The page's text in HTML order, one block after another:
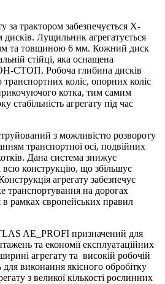
за трактором забезпечується X-
Лущильник агрегатується
та товщиною 6 мм. Кожний диск
стійці, яка оснащена
СТОП. Робоча глибина дисків
коліс, опорних коліс
котка, тим самим
стабільність агрегату під час
з можливістю розвороту
транспортної осі, подвійних
Дана система знижує
конструкцію, що збільшує
агрегату забезпечує
транспортування на дорогах
в рамках європейських правил
AE_PROFI призначений для
та економії експлуатаційних
агрегату та високій робочій
виконання якісного обробітку
з великої кількості рослинних